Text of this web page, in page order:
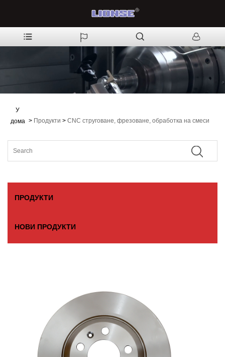
У
дома > Продукти > CNC струговане, фрезоване, обработка на смеси
ПРОДУКТИ
НОВИ ПРОДУКТИ